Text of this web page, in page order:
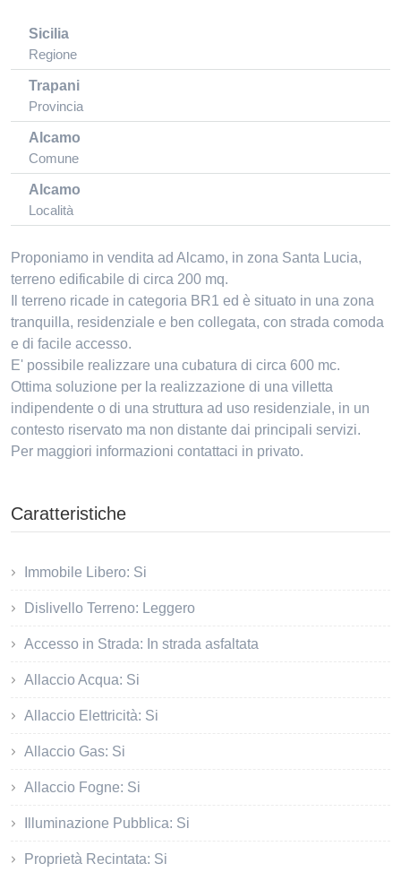
Sicilia
Regione
Trapani
Provincia
Alcamo
Comune
Alcamo
Località
Proponiamo in vendita ad Alcamo, in zona Santa Lucia,
terreno edificabile di circa 200 mq.
Il terreno ricade in categoria BR1 ed è situato in una zona
tranquilla, residenziale e ben collegata, con strada comoda
e di facile accesso.
E' possibile realizzare una cubatura di circa 600 mc.
Ottima soluzione per la realizzazione di una villetta
indipendente o di una struttura ad uso residenziale, in un
contesto riservato ma non distante dai principali servizi.
Per maggiori informazioni contattaci in privato.
Caratteristiche
Immobile Libero: Si
Dislivello Terreno: Leggero
Accesso in Strada: In strada asfaltata
Allaccio Acqua: Si
Allaccio Elettricità: Si
Allaccio Gas: Si
Allaccio Fogne: Si
Illuminazione Pubblica: Si
Proprietà Recintata: Si